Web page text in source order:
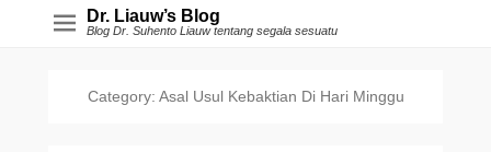
Dr. Liauw’s Blog
Blog Dr. Suhento Liauw tentang segala sesuatu
Category: Asal Usul Kebaktian Di Hari Minggu